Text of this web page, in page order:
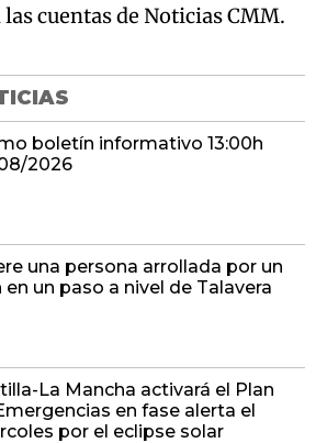
cuentas de Noticias CMM.
boletín informativo 13:00h
2026
una persona arrollada por un
en un paso a nivel de Talavera
La Mancha activará el Plan
en fase alerta el
por el eclipse solar